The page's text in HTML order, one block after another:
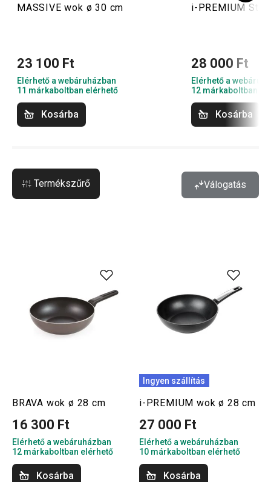
MASSIVE wok ø 30 cm
23 100 Ft
Elérhető a webáruházban
11 márkaboltban elérhető
Kosárba
i-PREMIUM
28 000 Ft
Elérhető a
12 márkaboltban
Kosárba
Termékszűrő Válogatás
BRAVA wok ø 28 cm
16 300 Ft
Elérhető a webáruházban
12 márkaboltban elérhető
Kosárba
Ingyen szállítás
i-PREMIUM wok ø 28 cm
27 000 Ft
Elérhető a webáruházban
10 márkaboltban elérhető
Kosárba